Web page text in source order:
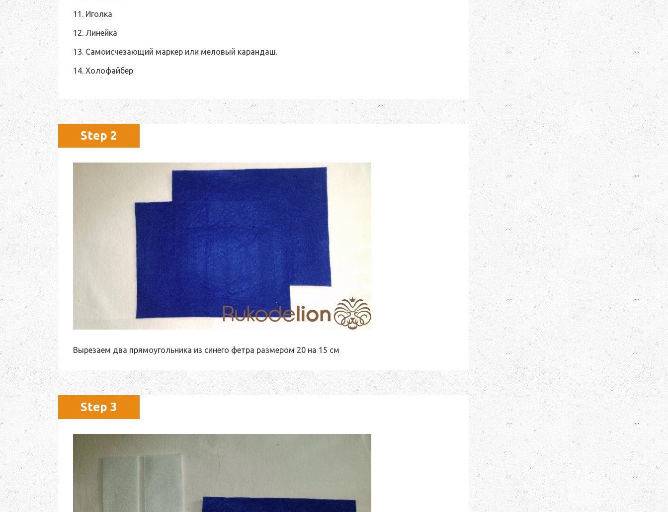
11. Иголка
12. Линейка
13. Самоисчезающий маркер или меловый карандаш.
14. Холофайбер
Step 2
Вырезаем два прямоугольника из синего фетра размером 20 на 15 см
Step 3